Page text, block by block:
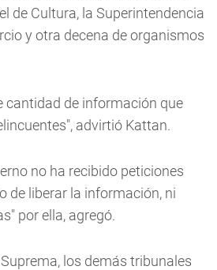
de Cultura, la Superintendencia
y otra decena de organismos
cantidad de información que
advirtió Kattan.
no ha recibido peticiones
de liberar la información, ni
por ella, agregó.
los demás tribunales